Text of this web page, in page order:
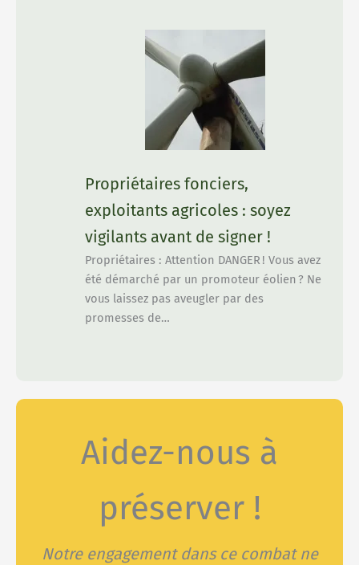
Propriétaires fonciers,
exploitants agricoles : soyez
vigilants avant de signer !
Propriétaires : Attention DANGER ! Vous avez
été démarché par un promoteur éolien ? Ne
vous laissez pas aveugler par des
promesses de…
Aidez-nous à
préserver !
Notre engagement dans ce combat ne